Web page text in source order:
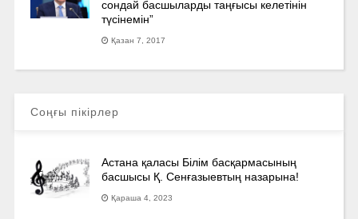
сондай басшыларды таңғысы келетінін
түсінемін”
Қазан 7, 2017
Соңғы пікірлер
Астана қаласы Білім басқармасының
басшысы Қ. Сенғазыевтың назарына!
Қараша 4, 2023